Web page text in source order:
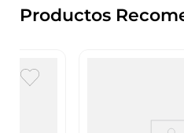
Productos